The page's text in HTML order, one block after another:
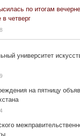
по итогам
четверг
университет
на пятницу